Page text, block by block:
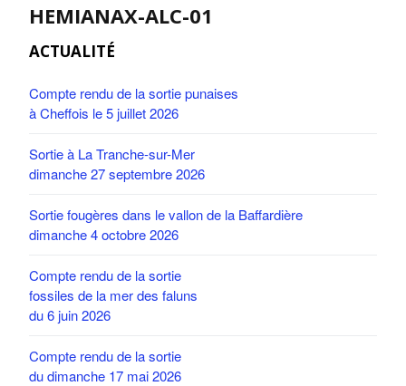
HEMIANAX-ALC-01
ACTUALITÉ
Compte rendu de la sortie punaises
à Cheffois le 5 juillet 2026
Sortie à La Tranche-sur-Mer
dimanche 27 septembre 2026
Sortie fougères dans le vallon de la Baffardière
dimanche 4 octobre 2026
Compte rendu de la sortie
fossiles de la mer des faluns
du 6 juin 2026
Compte rendu de la sortie
du dimanche 17 mai 2026